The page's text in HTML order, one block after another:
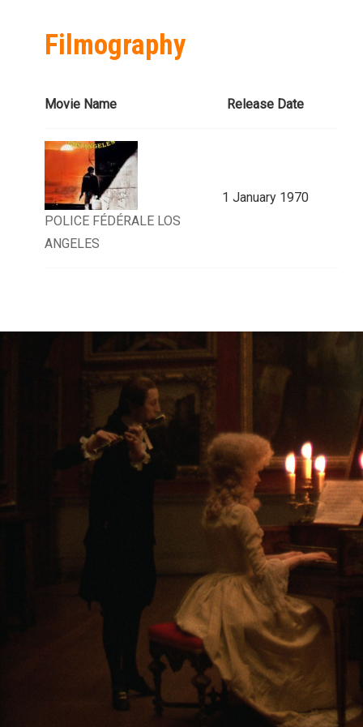
Filmography
Movie Name Release Date
POLICE FÉDÉRALE LOS
ANGELES
1 January 1970